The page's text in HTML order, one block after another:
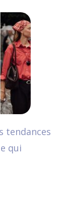
tendances
qui